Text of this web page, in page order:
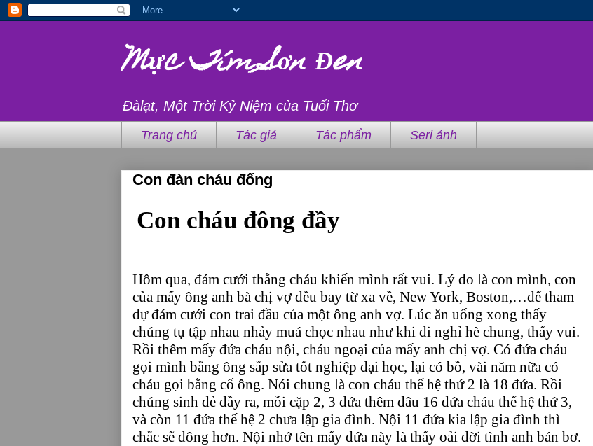
Mực Tím Sơn Đen
Đàlạt, Một Trời Kỷ Niệm của Tuổi Thơ
Trang chủ Tác giả Tác phẩm Seri ảnh
Con đàn cháu đống
Con cháu đông đầy
Hôm qua, đám cưới thằng cháu khiến mình rất vui. Lý do là con mình, con
của mấy ông anh bà chị vợ đều bay từ xa về, New York, Boston,…để tham
dự đám cưới con trai đầu của một ông anh vợ. Lúc ăn uống xong thấy
chúng tụ tập nhau nhảy muá chọc nhau như khi đi nghỉ hè chung, thấy vui.
Rồi thêm mấy đứa cháu nội, cháu ngoại của mấy anh chị vợ. Có đứa cháu
gọi mình bằng ông sắp sửa tốt nghiệp đại học, lại có bồ, vài năm nữa có
cháu gọi bằng cố ông. Nói chung là con cháu thế hệ thứ 2 là 18 đứa. Rồi
chúng sinh đẻ đầy ra, mỗi cặp 2, 3 đứa thêm đâu 16 đứa cháu thế hệ thứ 3,
và còn 11 đứa thế hệ 2 chưa lập gia đình. Nội 11 đứa kia lập gia đình thì
chắc sẽ đông hơn. Nội nhớ tên mấy đứa này là thấy oải đời tình anh bán bơ.